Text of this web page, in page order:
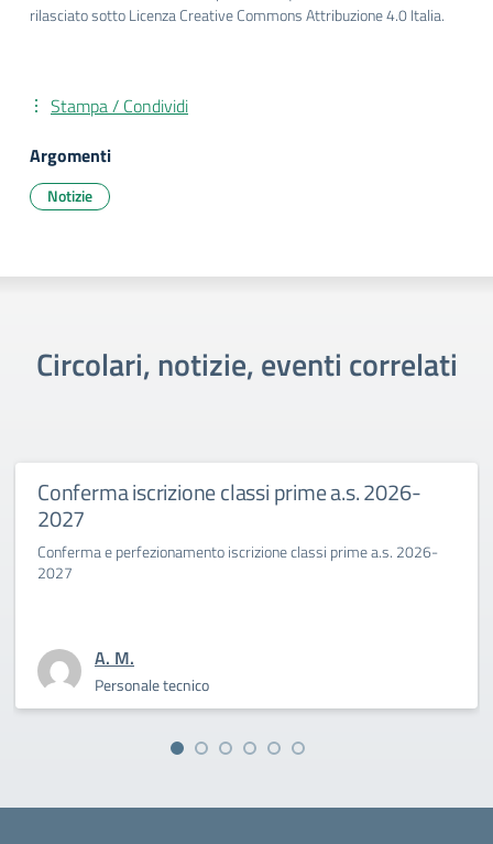
rilasciato sotto Licenza Creative Commons Attribuzione 4.0 Italia.
Stampa / Condividi
Argomenti
Notizie
Circolari, notizie, eventi correlati
prime a.s. 2026-
classi prime a.s. 2026-
Primo giorno di
La Dirigente Bertini: